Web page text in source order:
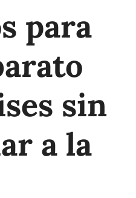
para
sin
a la